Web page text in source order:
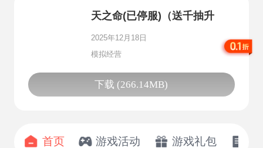
天之命(已停服)（送千抽升
官）
2025年12月18日
模拟经营
下载 (266.14MB)
首页 游戏活动 游戏礼包